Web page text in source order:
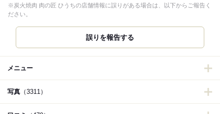
※炭火焼肉 肉の匠 ひうちの店舗情報に誤りがある場合は、以下からご報告く
ださい。
誤りを報告する
メニュー
写真 （3311）